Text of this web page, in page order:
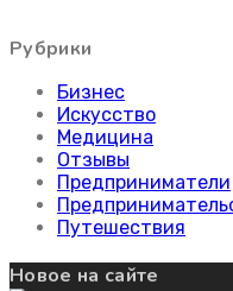
Рубрики
Бизнес
Искусство
Медицина
Отзывы
Предприниматели
Путешествия
Новое на сайте